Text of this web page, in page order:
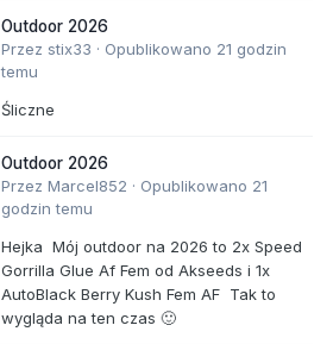
Outdoor 2026
Przez stix33 · Opublikowano 21 godzin
temu
Śliczne
Outdoor 2026
Przez Marcel852 · Opublikowano 21
godzin temu
Hejka Mój outdoor na 2026 to 2x Speed
Gorrilla Glue Af Fem od Akseeds i 1x
AutoBlack Berry Kush Fem AF Tak to
wygląda na ten czas 🙂